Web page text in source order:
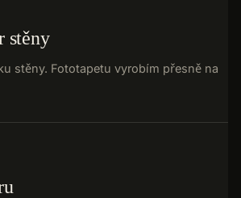
stěny
stěny. Fototapetu vyrobím přesně na